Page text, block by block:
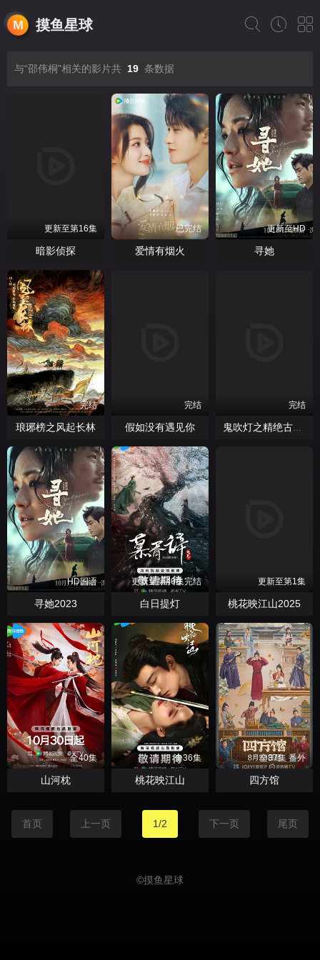
摸鱼星球
与“邵伟桐”相关的影片共 19 条数据
更新至第16集
暗影侦探
已完结
爱情有烟火
更新至HD
寻她
完结
琅琊榜之风起长林
完结
假如没有遇见你
完结
鬼吹灯之精绝古城2016
HD国语
寻她2023
更新至第40集完结
白日提灯
更新至第1集
桃花映江山2025
全40集
山河枕
全36集
桃花映江山
全37集 番外
四方馆
首页 上一页 1/2 下一页 尾页
©摸鱼星球